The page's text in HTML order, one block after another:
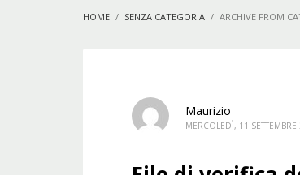
HOME SENZA CATEGORIA ARCHIVE FROM
Maurizio
MERCOLEDÌ, 11